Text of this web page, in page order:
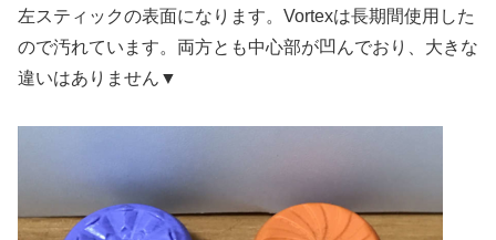
左スティックの表面になります。Vortexは長期間使用した
ので汚れています。両方とも中心部が凹んでおり、大きな
違いはありません▼